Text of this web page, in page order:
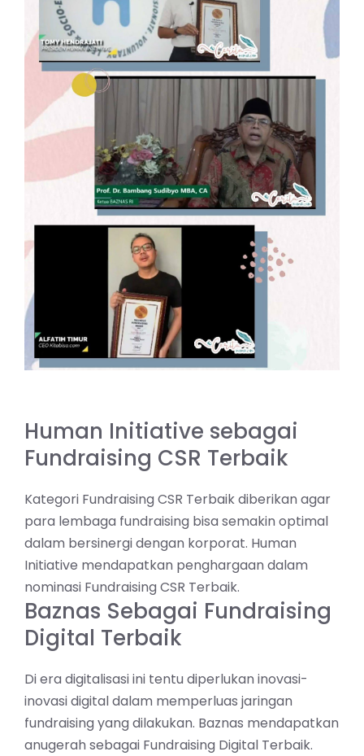
Human Initiative sebagai
Fundraising CSR Terbaik
Kategori Fundraising CSR Terbaik diberikan agar
para lembaga fundraising bisa semakin optimal
dalam bersinergi dengan korporat. Human
Initiative mendapatkan penghargaan dalam
nominasi Fundraising CSR Terbaik.
Baznas Sebagai Fundraising
Digital Terbaik
Di era digitalisasi ini tentu diperlukan inovasi-
inovasi digital dalam memperluas jaringan
fundraising yang dilakukan. Baznas mendapatkan
anugerah sebagai Fundraising Digital Terbaik.